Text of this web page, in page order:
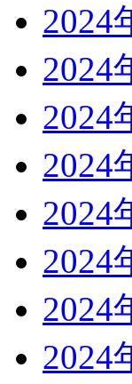
2024
2024
2024
2024
2024
2024
2024
2024